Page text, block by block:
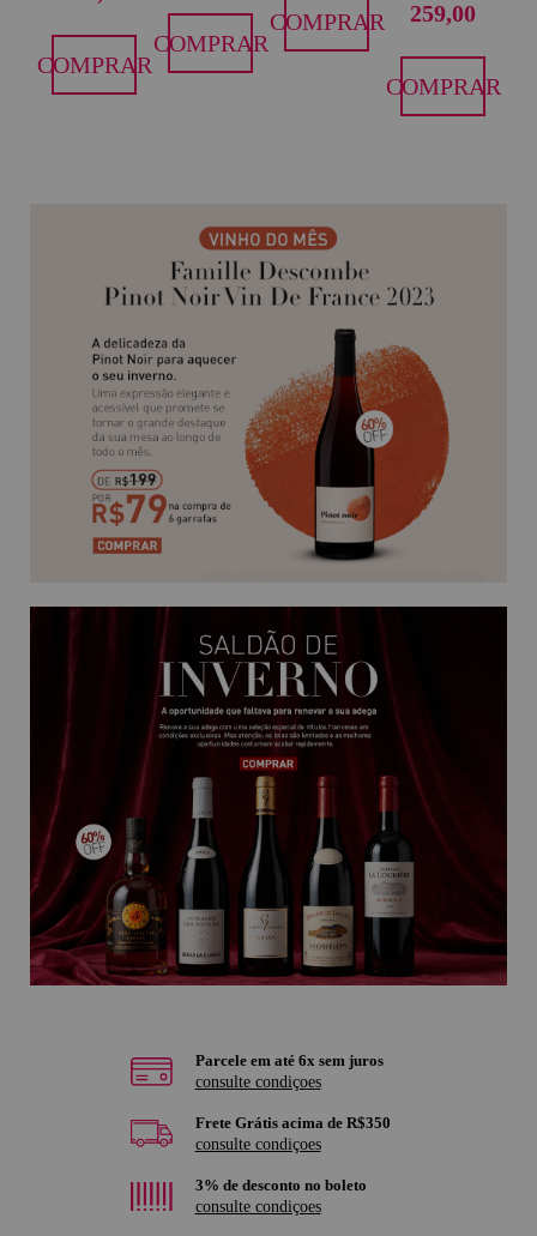
COMPRAR
COMPRAR
COMPRAR 259,00
COMPRAR
Parcele em até 6x sem juros
consulte condiçoes
Frete Grátis acima de R$350
consulte condiçoes
3% de desconto no boleto
consulte condiçoes